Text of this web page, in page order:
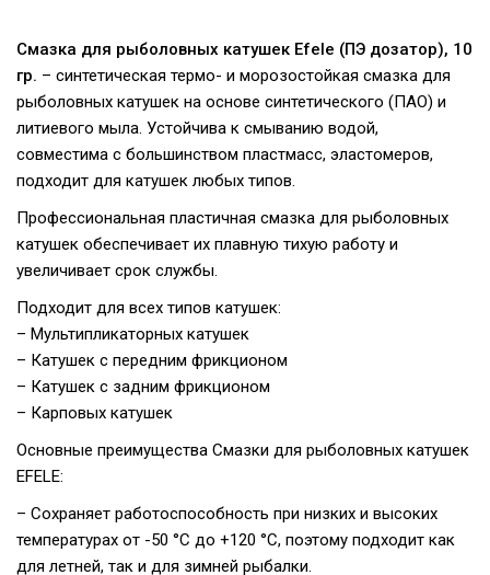
Смазка для рыболовных катушек Efele (ПЭ дозатор), 10
гр. – синтетическая термо- и морозостойкая смазка для
рыболовных катушек на основе синтетического (ПАО) и
литиевого мыла. Устойчива к смыванию водой,
совместима с большинством пластмасс, эластомеров,
подходит для катушек любых типов.
Профессиональная пластичная смазка для рыболовных
катушек обеспечивает их плавную тихую работу и
увеличивает срок службы.
Подходит для всех типов катушек:
– Мультипликаторных катушек
– Катушек с передним фрикционом
– Катушек с задним фрикционом
– Карповых катушек
Основные преимущества Смазки для рыболовных катушек
EFELE:
– Cохраняет работоспособность при низких и высоких
температурах от -50 °C до +120 °C, поэтому подходит как
для летней, так и для зимней рыбалки.